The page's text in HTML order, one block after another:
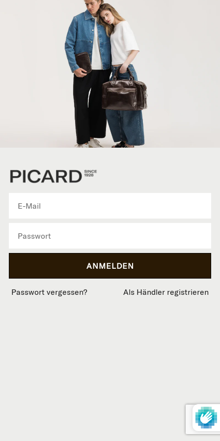
Passwort vergessen? Als Händler registrieren